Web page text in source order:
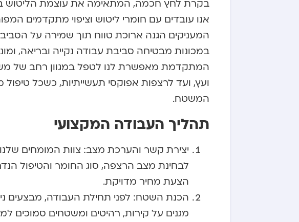
בקרת לחץ חכמה, המתאימה את עוצמת הליטוש
אנו עובדים עם חומרי ליטוש וציפוי מתקדמים
המעניקים הגנה ארוכת טווח תוך שמירה על
במכונות מבטיחה סביבת עבודה נקייה ובריאה,
המתקדמת מאפשרת לנו לטפל במגוון רחב של
ועץ, ועד לרצפות אפוקסי תעשייתיות, כשכל טיפול
המשטח.
תהליך העבודה המקצועי
יצירת קשר והערכת מצב: צוות המומחים
לבחינת מצב הרצפה, סוג החומר והטיפול
הצעת מחיר מדויקת.
הכנת השטח: לפני תחילת העבודה, מבצעים
מגנים על קירות, רהיטים ומשטחים סמוכים